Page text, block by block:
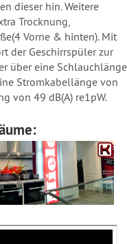
dieser hin. Weitere
Trocknung,
Vorne & hinten). Mit
der Geschirrspüler zur
über eine Schlauchlänge
Stromkabellänge von
von 49 dB(A) re1pW.